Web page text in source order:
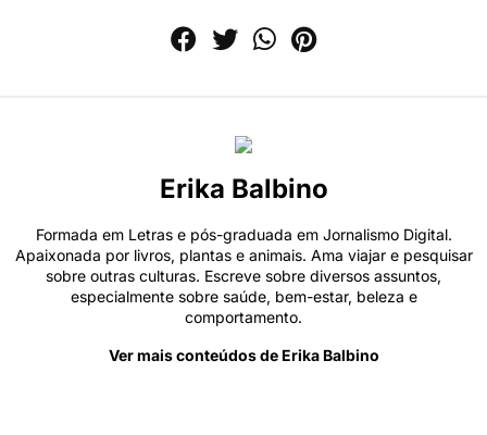
Erika Balbino
Formada em Letras e pós-graduada em Jornalismo Digital.
Apaixonada por livros, plantas e animais. Ama viajar e pesquisar
sobre outras culturas. Escreve sobre diversos assuntos,
especialmente sobre saúde, bem-estar, beleza e
comportamento.
Ver mais conteúdos de Erika Balbino